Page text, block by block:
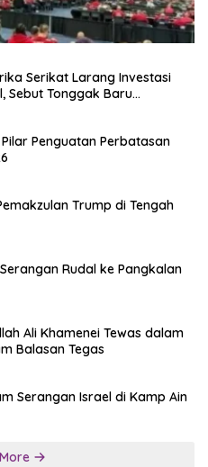
Serikat Larang Investasi
Sebut Tonggak Baru
Penguatan Perbatasan
Trump di Tengah
Rudal ke Pangkalan
Ali Khamenei Tewas dalam
Balasan Tegas
Serangan Israel di Kamp Ain